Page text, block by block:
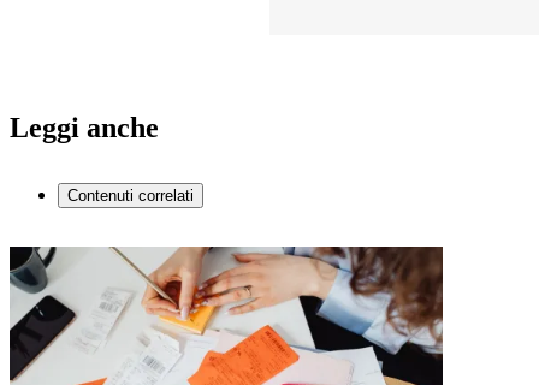
Leggi anche
Contenuti correlati